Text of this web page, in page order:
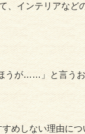
、インテリアなど
うが……」と言う
めしない理由につ